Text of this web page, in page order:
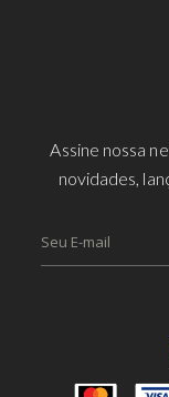
Assine nossa
novidades,